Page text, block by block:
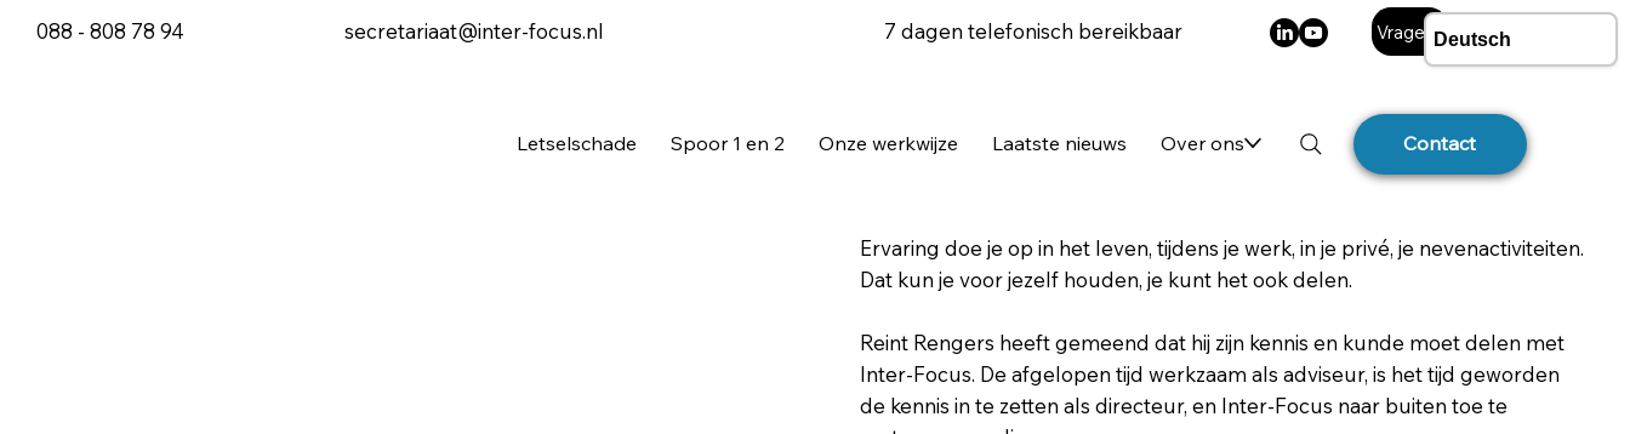
Letselschade Spoor 1 en 2 Onze werkwijze Laatste nieuws Over ons Contact
088 - 808 78 94 secretariaat@inter-focus.nl 7 dagen telefonisch bereikbaar Vragen?
Ervaring doe je op in het leven, tijdens je werk, in je privé, je nevenactiviteiten.
Dat kun je voor jezelf houden, je kunt het ook delen.
Reint Rengers heeft gemeend dat hij zijn kennis en kunde moet delen met
Inter-Focus. De afgelopen tijd werkzaam als adviseur, is het tijd geworden
de kennis in te zetten als directeur, en Inter-Focus naar buiten toe te